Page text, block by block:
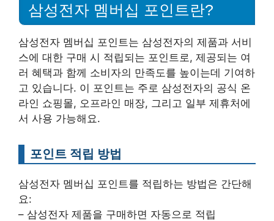
삼성전자 멤버십 포인트란?
삼성전자 멤버십 포인트는 삼성전자의 제품과 서비
스에 대한 구매 시 적립되는 포인트로, 제공되는 여
러 혜택과 함께 소비자의 만족도를 높이는데 기여하
고 있습니다. 이 포인트는 주로 삼성전자의 공식 온
라인 쇼핑몰, 오프라인 매장, 그리고 일부 제휴처에
서 사용 가능해요.
포인트 적립 방법
삼성전자 멤버십 포인트를 적립하는 방법은 간단해
요:
– 삼성전자 제품을 구매하면 자동으로 적립